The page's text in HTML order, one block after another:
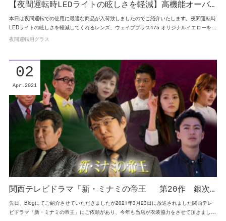
【夜間運転時LEDライトの眩しさを軽減】高機能オーバ…
本日は夜間運転での使用に最適な商品が入荷致しましたのでご紹介いたします。夜間運転時
LEDライトの眩しさを軽減してくれるレンズ、ウェイブプラス475 オリジナルイエローを…
夜間運転用グラス
関西テレビドラマ「新・ミナミの帝王 第20作 銀次…
先日、Blogにてご紹介させていただきましたが2021年3月23日に放送されました関西テレ
ビドラマ「新・ミナミの帝王」にご依頼があり、今年も当店が衣装協力をさせて頂きまし…
02
Apr 2021